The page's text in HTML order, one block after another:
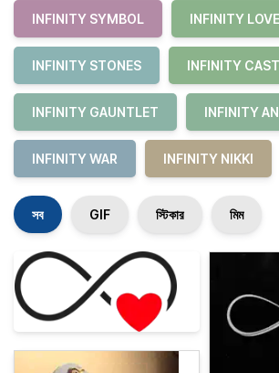
INFINITY SYMBOL INFINITY LOVE
INFINITY STONES INFINITY
INFINITY GAUNTLET INFINITY
INFINITY WAR INFINITY NIKKI
সব GIF স্টিকার মিম